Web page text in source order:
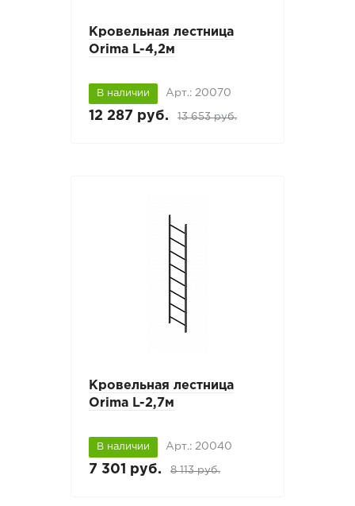
Кровельная лестница
Orima L-4,2м
В наличии Арт.: 20070
12 287 руб. 13 653 руб.
Кровельная лестница
Orima L-2,7м
В наличии Арт.: 20040
7 301 руб. 8 113 руб.